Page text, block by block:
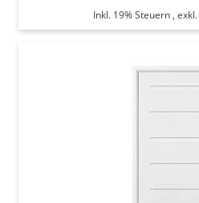
Inkl. 19% Steuern , exkl.